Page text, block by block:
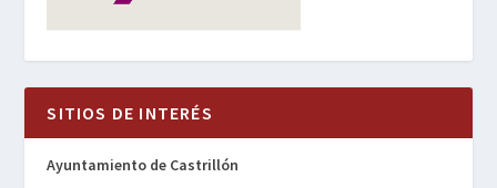
SITIOS DE INTERÉS
Ayuntamiento de Castrillón